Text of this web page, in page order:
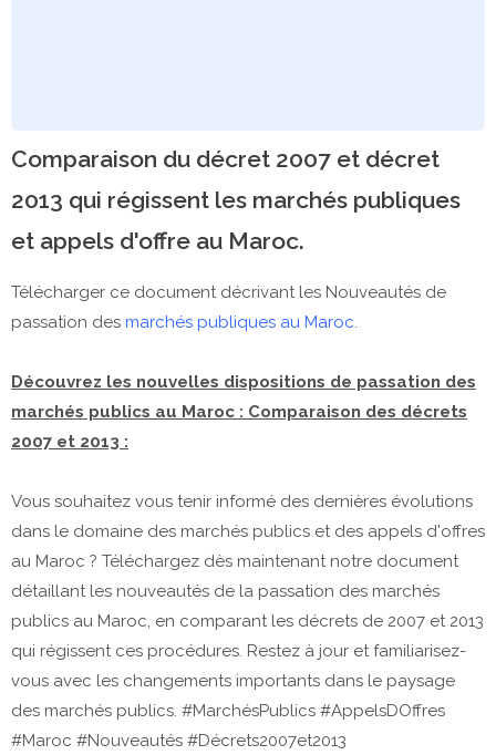
Comparaison du décret 2007 et décret
2013 qui régissent les marchés publiques
et appels d'offre au Maroc.
Télécharger ce document décrivant les Nouveautés de
passation des marchés publiques au Maroc.
Découvrez les nouvelles dispositions de passation des
marchés publics au Maroc : Comparaison des décrets
2007 et 2013 :
Vous souhaitez vous tenir informé des dernières évolutions
dans le domaine des marchés publics et des appels d'offres
au Maroc ? Téléchargez dès maintenant notre document
détaillant les nouveautés de la passation des marchés
publics au Maroc, en comparant les décrets de 2007 et 2013
qui régissent ces procédures. Restez à jour et familiarisez-
vous avec les changements importants dans le paysage
des marchés publics. #MarchésPublics #AppelsDOffres
#Maroc #Nouveautés #Décrets2007et2013